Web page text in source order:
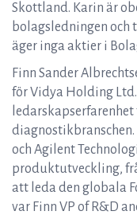
Skottland. Karin är
bolagsledningen och
äger inga aktier i
Finn Sander
för Vidya Holding
ledarskapserfarenhet
och Agilent
produktutveckling,
att leda den globala
var Finn VP of R&D